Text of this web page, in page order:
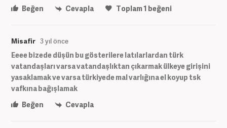
Beğen
Cevapla Toplam1 beğeni
Misafir 3 yıl önce
Eeee bizede düşün bu gösterilere latılarlardan türk
vatandaşları varsa vatandaşlıktan çıkarmak ülkeye girişini
yasaklamak ve varsa türkiyede mal varlığına el koyup tsk
vafkına bağışlamak
Beğen
Cevapla